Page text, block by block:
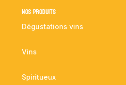
NOS PRODUITS
Dégustations vins
Vins
Spiritueux